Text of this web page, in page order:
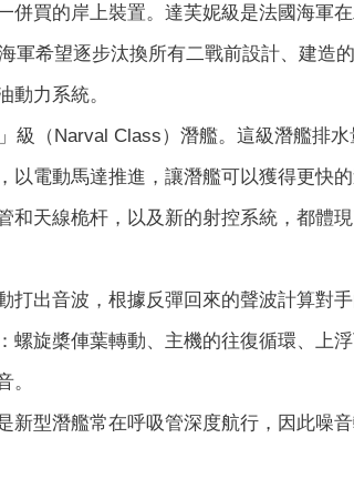
買的岸上裝置。達芙妮級是法國海軍
軍希望逐步汰換所有二戰前設計、建造
動力系統。
級（Narval Class）潛艦。這級潛艦排
電動馬達推進，讓潛艦可以獲得更快
天線桅杆，以及新的射控系統，都體
出音波，根據反彈回來的聲波計算對
旋槳俥葉轉動、主機的往復循環、上浮
。
型潛艦常在呼吸管深度航行，因此噪音